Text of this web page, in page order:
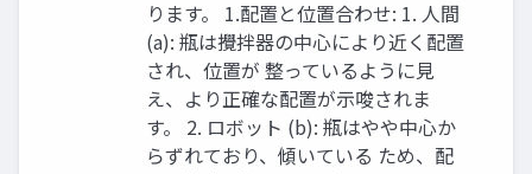
ります。 1.配置と位置合わせ: 1. 人間
(a): 瓶は攪拌器の中心により近く配置
され、位置が 整っているように見
え、より正確な配置が示唆されま
す。 2. ロボット (b): 瓶はやや中心か
らずれており、傾いている ため、配